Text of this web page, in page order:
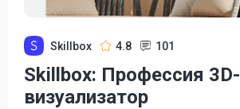
Skillbox 4.8 101
Skillbox: Профессия 3D-
визуализатор